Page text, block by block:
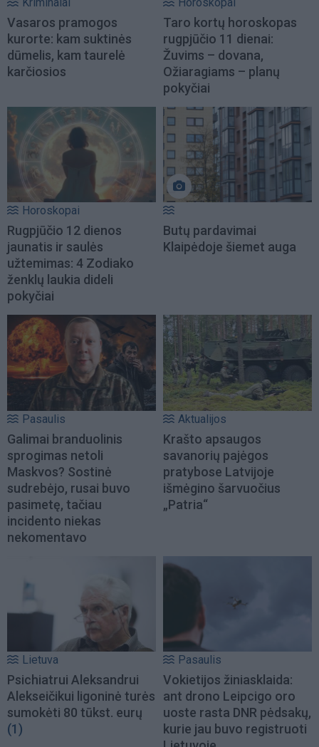
Vasaros pramogos
kurorte: kam suktinės
dūmelis, kam taurelė
karčiosios
Taro kortų horoskopas
rugpjūčio 11 dienai:
Žuvims – dovana,
Ožiaragiams – planų
pokyčiai
Horoskopai
Rugpjūčio 12 dienos
jaunatis ir saulės
užtemimas: 4 Zodiako
ženklų laukia dideli
pokyčiai
Butų pardavimai
Klaipėdoje šiemet auga
Pasaulis
Galimai branduolinis
sprogimas netoli
Maskvos? Sostinė
sudrebėjo, rusai buvo
pasimetę, tačiau
incidento niekas
nekomentavo
Aktualijos
Krašto apsaugos
savanorių pajėgos
pratybose Latvijoje
išmėgino šarvuočius
„Patria“
Lietuva
Psichiatrui Aleksandrui
Alekseičikui ligoninė turės
sumokėti 80 tūkst. eurų
(1)
Pasaulis
Vokietijos žiniasklaida:
ant drono Leipcigo oro
uoste rasta DNR pėdsakų,
kurie jau buvo registruoti